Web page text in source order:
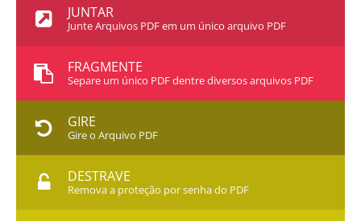
JUNTAR
Junte Arquivos PDF em um único arquivo PDF
FRAGMENTE
Separe um único PDF dentre diversos arquivos PDF
GIRE
Gire o Arquivo PDF
DESTRAVE
Remova a proteção por senha do PDF